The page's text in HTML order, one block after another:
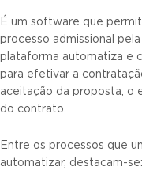
É um software que
processo admissional
plataforma automatiza e
para efetivar a
aceitação da proposta, o
do contrato.
Entre os processos que
automatizar, destacam-se: